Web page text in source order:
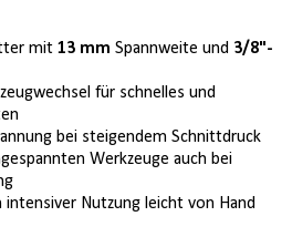
mit 13 mm Spannweite und 3/8"-
für schnelles und
bei steigendem Schnittdruck
Werkzeuge auch bei
intensiver Nutzung leicht von Hand